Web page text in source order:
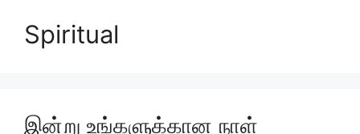
Spiritual
இன்று உங்களுக்கான நாள்